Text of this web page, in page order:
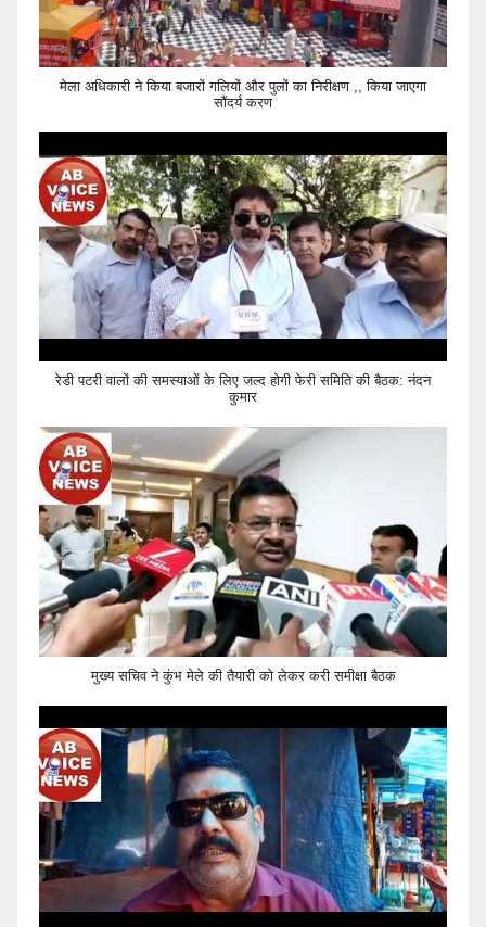
मेला अधिकारी ने किया बजारों गलियों और पुलों का निरीक्षण ,, किया जाएगा
सौंदर्य करण
रेडी पटरी वालों की समस्याओं के लिए जल्द होगी फेरी समिति की बैठक: नंदन
कुमार
मुख्य सचिव ने कुंभ मेले की तैयारी को लेकर करी समीक्षा बैठक